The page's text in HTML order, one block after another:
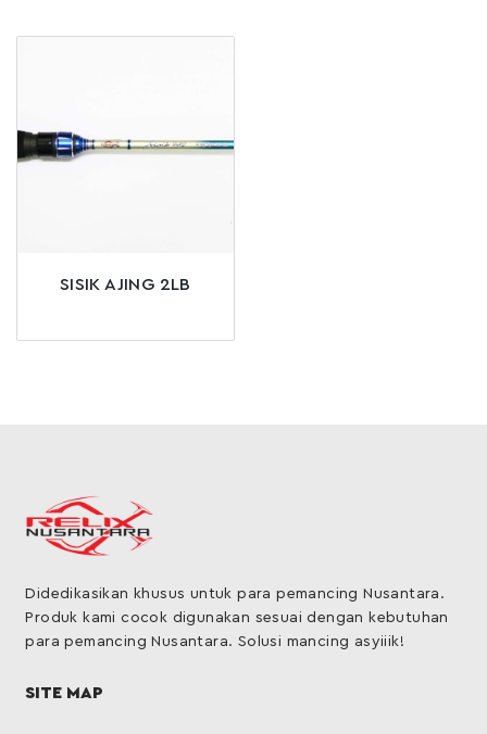
SISIK AJING 2LB
Didedikasikan khusus untuk para pemancing Nusantara.
Produk kami cocok digunakan sesuai dengan kebutuhan
para pemancing Nusantara. Solusi mancing asyiiik!
SITE MAP